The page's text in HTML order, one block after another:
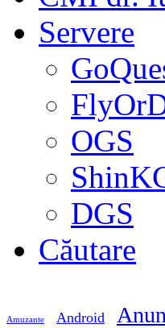
Servere
OGS
DGS
Căutare
Amuzante Android